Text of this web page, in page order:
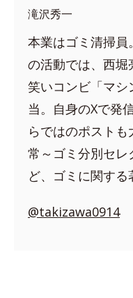
滝沢秀一
本業はゴミ清掃員
の活動では、西堀
笑いコンビ「マシ
当。自身のXで発
らではのポスト
常～ゴミ分別セレ
ど、ゴミに関する
@takizawa0914